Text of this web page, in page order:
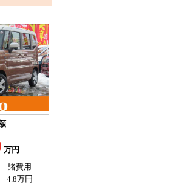
万円
諸費用
4.8万円